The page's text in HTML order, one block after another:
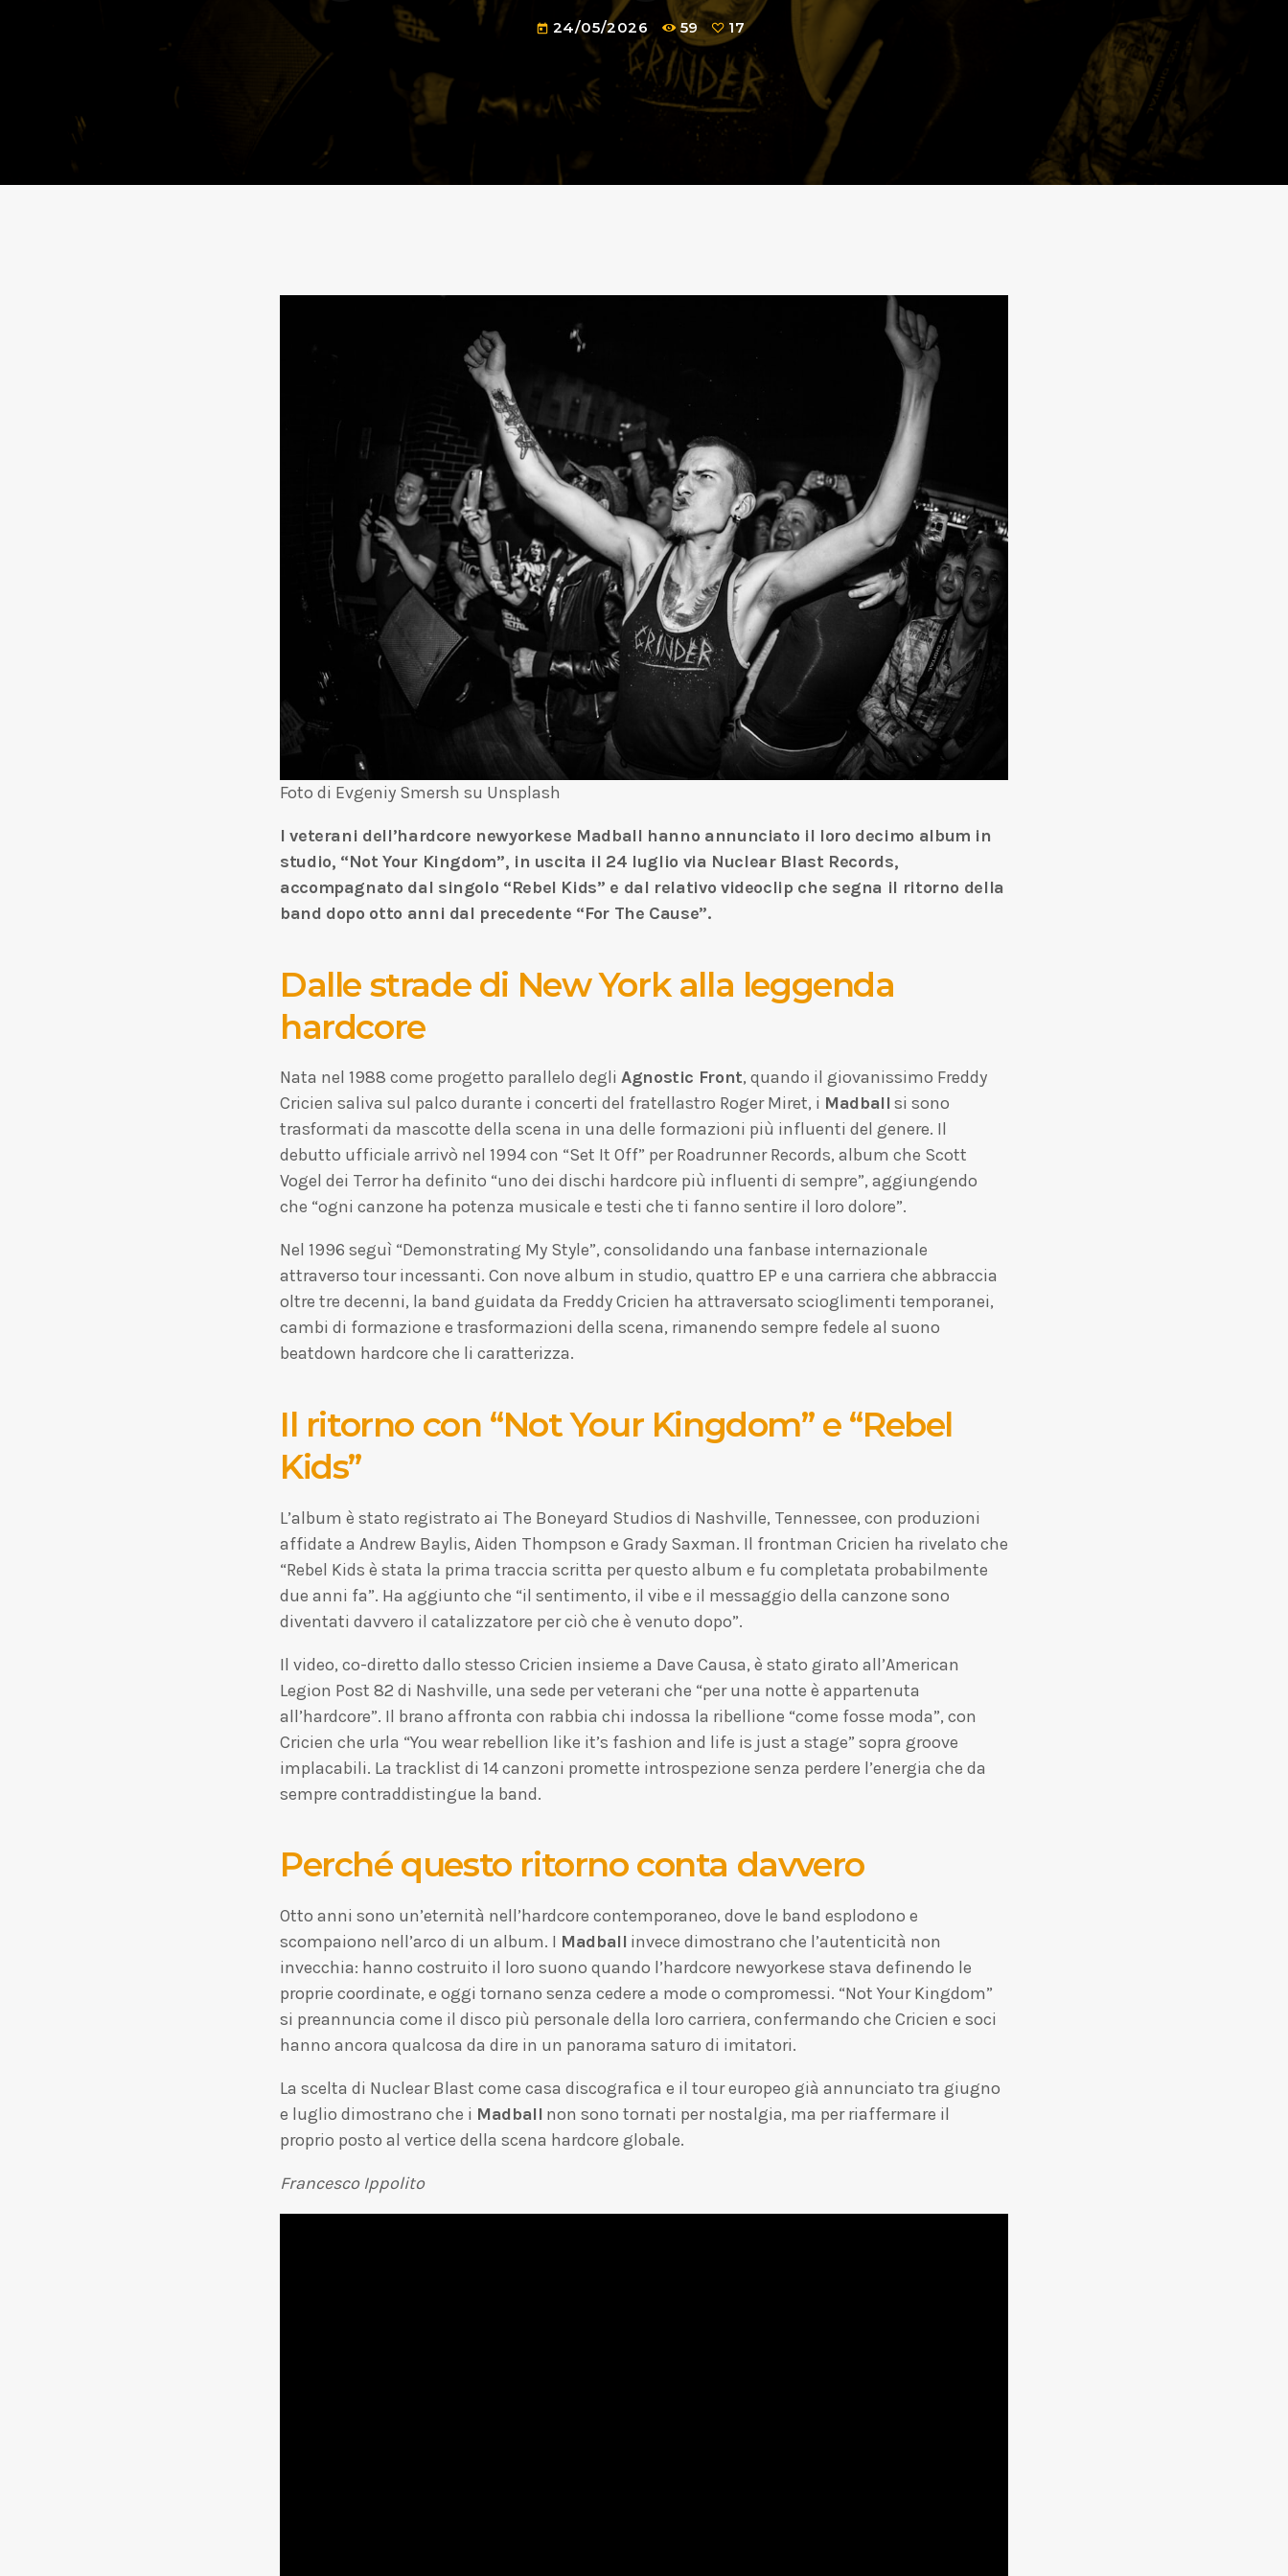
today 24/05/2026 59 17
Foto di Evgeniy Smersh su Unsplash
I veterani dell’hardcore newyorkese Madball hanno annunciato il loro decimo album in
studio, “Not Your Kingdom”, in uscita il 24 luglio via Nuclear Blast Records,
accompagnato dal singolo “Rebel Kids” e dal relativo videoclip che segna il ritorno della
band dopo otto anni dal precedente “For The Cause”.
Dalle strade di New York alla leggenda
hardcore
Nata nel 1988 come progetto parallelo degli Agnostic Front, quando il giovanissimo Freddy
Cricien saliva sul palco durante i concerti del fratellastro Roger Miret, i Madball si sono
trasformati da mascotte della scena in una delle formazioni più influenti del genere. Il
debutto ufficiale arrivò nel 1994 con “Set It Off” per Roadrunner Records, album che Scott
Vogel dei Terror ha definito “uno dei dischi hardcore più influenti di sempre”, aggiungendo
che “ogni canzone ha potenza musicale e testi che ti fanno sentire il loro dolore”.
Nel 1996 seguì “Demonstrating My Style”, consolidando una fanbase internazionale
attraverso tour incessanti. Con nove album in studio, quattro EP e una carriera che abbraccia
oltre tre decenni, la band guidata da Freddy Cricien ha attraversato scioglimenti temporanei,
cambi di formazione e trasformazioni della scena, rimanendo sempre fedele al suono
beatdown hardcore che li caratterizza.
Il ritorno con “Not Your Kingdom” e “Rebel
Kids”
L’album è stato registrato ai The Boneyard Studios di Nashville, Tennessee, con produzioni
affidate a Andrew Baylis, Aiden Thompson e Grady Saxman. Il frontman Cricien ha rivelato che
“Rebel Kids è stata la prima traccia scritta per questo album e fu completata probabilmente
due anni fa”. Ha aggiunto che “il sentimento, il vibe e il messaggio della canzone sono
diventati davvero il catalizzatore per ciò che è venuto dopo”.
Il video, co-diretto dallo stesso Cricien insieme a Dave Causa, è stato girato all’American
Legion Post 82 di Nashville, una sede per veterani che “per una notte è appartenuta
all’hardcore”. Il brano affronta con rabbia chi indossa la ribellione “come fosse moda”, con
Cricien che urla “You wear rebellion like it’s fashion and life is just a stage” sopra groove
implacabili. La tracklist di 14 canzoni promette introspezione senza perdere l’energia che da
sempre contraddistingue la band.
Perché questo ritorno conta davvero
Otto anni sono un’eternità nell’hardcore contemporaneo, dove le band esplodono e
scompaiono nell’arco di un album. I Madball invece dimostrano che l’autenticità non
invecchia: hanno costruito il loro suono quando l’hardcore newyorkese stava definendo le
proprie coordinate, e oggi tornano senza cedere a mode o compromessi. “Not Your Kingdom”
si preannuncia come il disco più personale della loro carriera, confermando che Cricien e soci
hanno ancora qualcosa da dire in un panorama saturo di imitatori.
La scelta di Nuclear Blast come casa discografica e il tour europeo già annunciato tra giugno
e luglio dimostrano che i Madball non sono tornati per nostalgia, ma per riaffermare il
proprio posto al vertice della scena hardcore globale.
Francesco Ippolito